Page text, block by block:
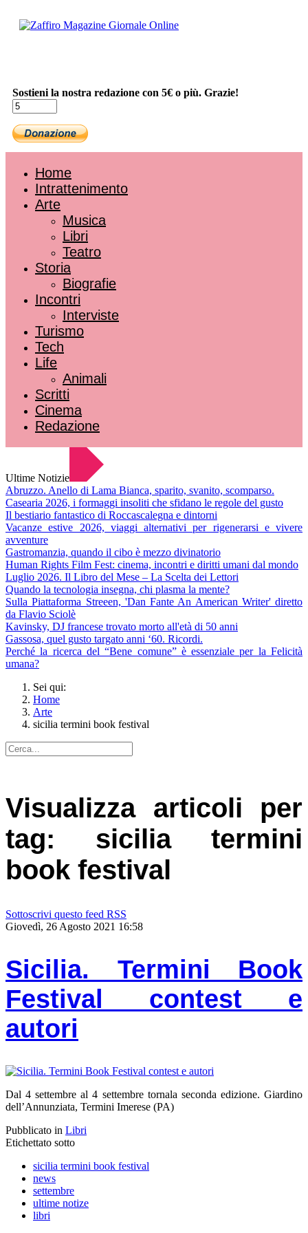
Sostieni la nostra redazione con 5€ o più. Grazie!
Home
Intrattenimento
Arte
Musica
Libri
Teatro
Storia
Biografie
Incontri
Interviste
Turismo
Tech
Life
Animali
Scritti
Cinema
Redazione
Ultime Notizie
Abruzzo. Anello di Lama Bianca, sparito, svanito, scomparso.
Casearia 2026, i formaggi insoliti che sfidano le regole del gusto
Il bestiario fantastico di Roccascalegna e dintorni
Vacanze estive 2026, viaggi alternativi per rigenerarsi e vivere
avventure
Gastromanzia, quando il cibo è mezzo divinatorio
Human Rights Film Fest: cinema, incontri e diritti umani dal mondo
Luglio 2026. Il Libro del Mese – La Scelta dei Lettori
Quando la tecnologia insegna, chi plasma la mente?
Sulla Piattaforma Streeen, 'Dan Fante An American Writer' diretto
da Flavio Sciolè
Kavinsky, DJ francese trovato morto all'età di 50 anni
Gassosa, quel gusto targato anni ‘60. Ricordi.
Perché la ricerca del “Bene comune” è essenziale per la Felicità
umana?
Sei qui:
Home
Arte
sicilia termini book festival
Visualizza articoli per
tag: sicilia termini
book festival
Sottoscrivi questo feed RSS
Giovedì, 26 Agosto 2021 16:58
Sicilia. Termini Book
Festival contest e
autori
Dal 4 settembre al 4 settembre tornala seconda edizione. Giardino
dell’Annunziata, Termini Imerese (PA)
Pubblicato in Libri
Etichettato sotto
sicilia termini book festival
news
settembre
ultime notize
libri